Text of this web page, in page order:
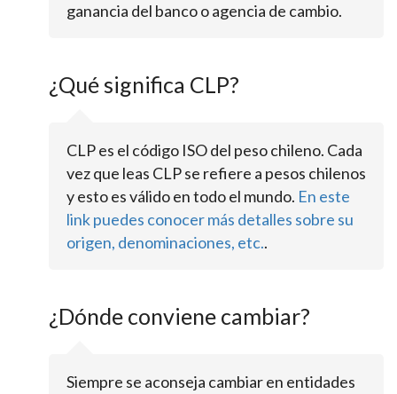
ganancia del banco o agencia de cambio.
¿Qué significa CLP?
CLP es el código ISO del peso chileno. Cada
vez que leas CLP se refiere a pesos chilenos
y esto es válido en todo el mundo. En este
link puedes conocer más detalles sobre su
origen, denominaciones, etc..
¿Dónde conviene cambiar?
Siempre se aconseja cambiar en entidades